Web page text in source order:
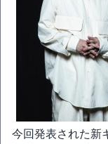
今回発表された新